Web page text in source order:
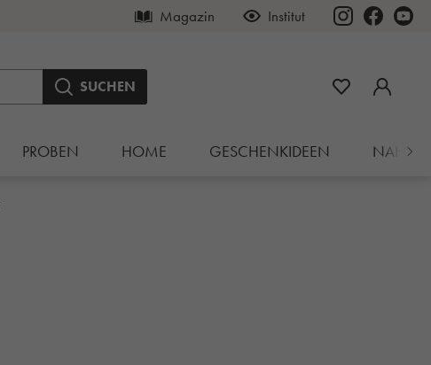
Magazin Institut
SUCHEN
PROBEN HOME GESCHENKIDEEN